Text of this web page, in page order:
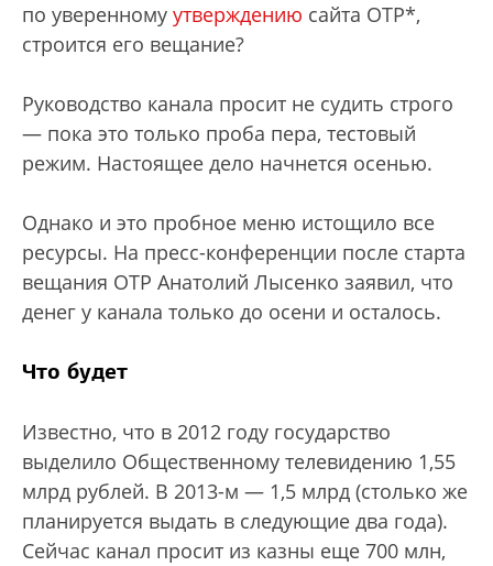
по уверенному утверждению сайта ОТР*,
строится его вещание?
Руководство канала просит не судить строго
— пока это только проба пера, тестовый
режим. Настоящее дело начнется осенью.
Однако и это пробное меню истощило все
ресурсы. На пресс-конференции после старта
вещания ОТР Анатолий Лысенко заявил, что
денег у канала только до осени и осталось.
Что будет
Известно, что в 2012 году государство
выделило Общественному телевидению 1,55
млрд рублей. В 2013-м — 1,5 млрд (столько же
планируется выдать в следующие два года).
Сейчас канал просит из казны еще 700 млн,